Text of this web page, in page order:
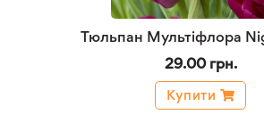
Тюльпан Мультіфлора
29.00 грн.
Купити